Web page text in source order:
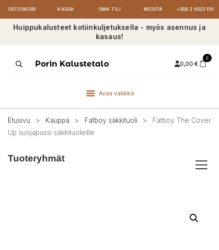
OSTOSKORI KASSA OMA TILI MEISTÄ +358 2 6333 150
Huippukalusteet kotiinkuljetuksella - myös asennus ja
kasaus!
ProductsPorin Kalustetalo 0,00 €
0
Avaa valikko
Etusivu > Kauppa > Fatboy säkkituoli >
Fatboy The Cover
Up suojapussi säkkituoleille
Tuoteryhmät